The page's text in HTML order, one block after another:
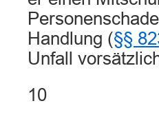
Handlung (§§
Unfall
10